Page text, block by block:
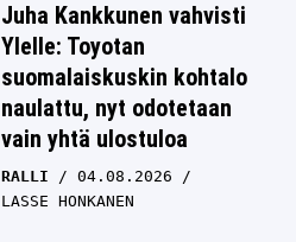
Juha Kankkunen vahvisti
Ylelle: Toyotan
suomalaiskuskin kohtalo
naulattu, nyt odotetaan
vain yhtä ulostuloa
RALLI
04.08.2026
LASSE HONKANEN